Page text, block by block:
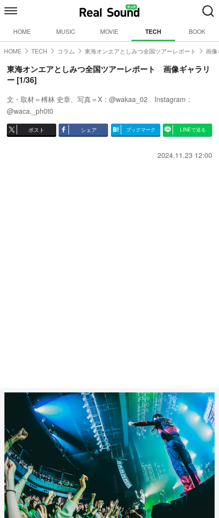
HOME MUSIC MOVIE TECH BOOK
HOME TECH コラム 東海オンエアとしみつ全国ツアーレポート 画
東海オンエアとしみつ全国ツアーレポート 画像ギャラリ
ー [1/36]
文・取材＝榑林 史章、写真＝X：@wakaa_02 Instagram：
@waca._ph0t0
ポスト シェア ブックマーク LINEで送る
2024.11.23 12:00